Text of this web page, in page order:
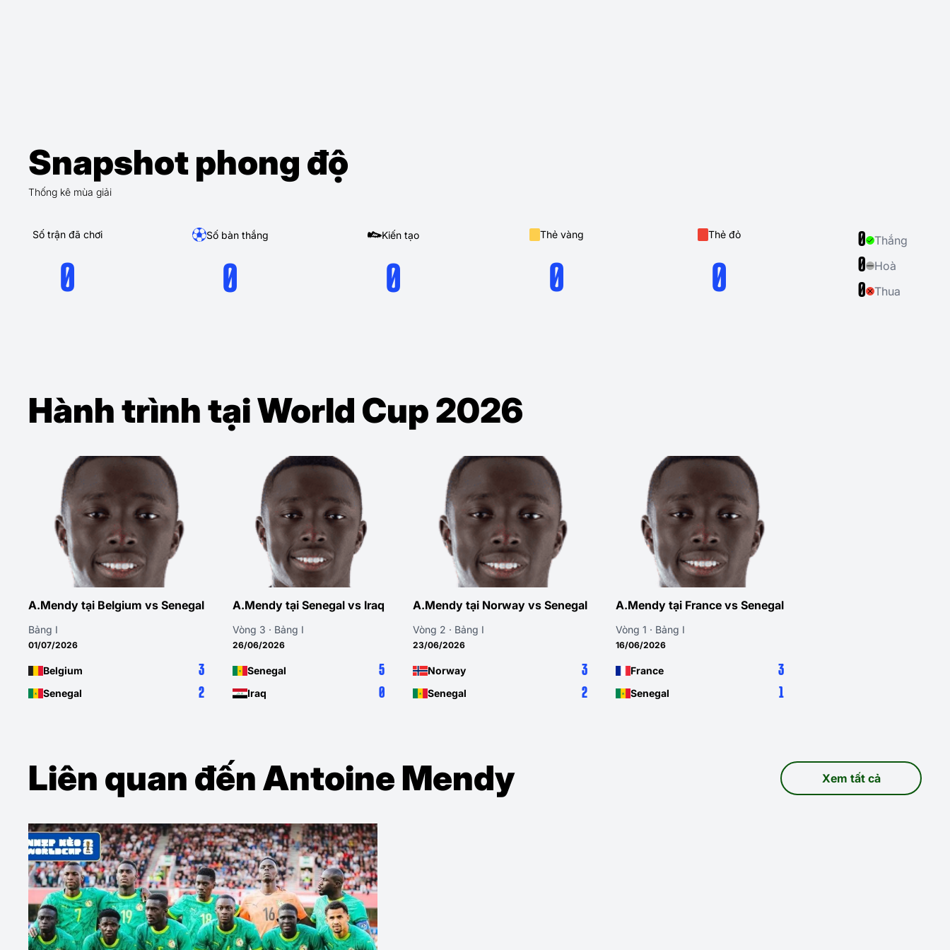
Snapshot phong độ
Thống kê mùa giải
Số trận đã chơi
0
Số bàn thắng
0
Kiến tạo
0
Thẻ vàng
0
Thẻ đỏ
0
0 Thắng
0 Hoà
0 Thua
Hành trình tại World Cup 2026
A.Mendy tại Belgium vs Senegal
Bảng I
01/07/2026
Belgium 3
Senegal 2
A.Mendy tại Senegal vs Iraq
Vòng 3 · Bảng I
26/06/2026
Senegal 5
Iraq 0
A.Mendy tại Norway vs Senegal
Vòng 2 · Bảng I
23/06/2026
Norway 3
Senegal 2
A.Mendy tại France vs Senegal
Vòng 1 · Bảng I
16/06/2026
France 3
Senegal 1
Liên quan đến Antoine Mendy Xem tất cả